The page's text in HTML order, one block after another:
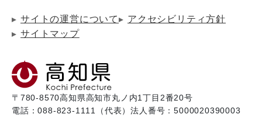
サイトの運営について
アクセシビリティ方針
サイトマップ
〒780-8570高知県高知市丸ノ内1丁目2番20号
電話：088-823-1111（代表）法人番号：5000020390003